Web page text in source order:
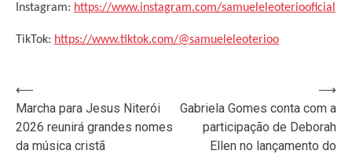
Instagram: https://www.instagram.com/samueleleoteriooficial
TikTok: https://www.tiktok.com/@samueleleoterioo
Navegação
de
Post
⟵
Marcha para Jesus Niterói
2026 reunirá grandes nomes
da música cristã
Gabriela Gomes conta com a
participação de Deborah
Ellen no lançamento do
⟶